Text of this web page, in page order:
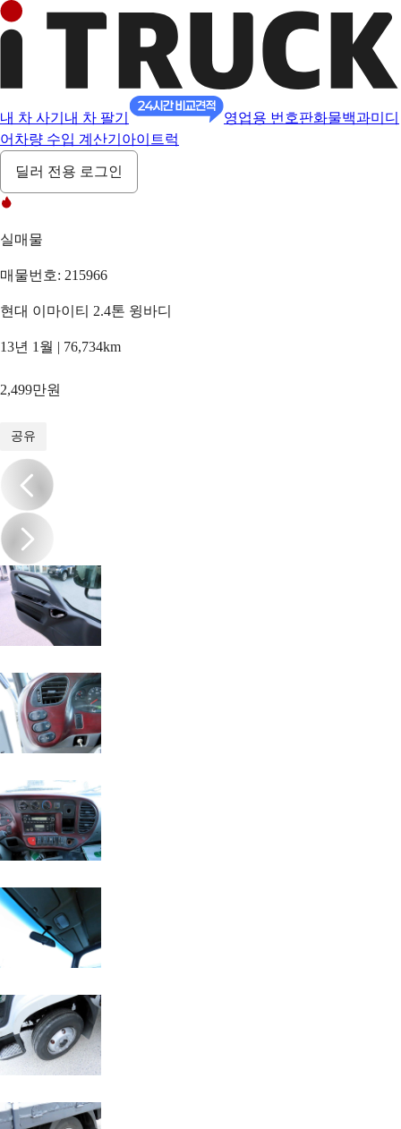
내 차 사기 내 차 팔기 영업용 번호판화물백과미디
어 차량 수입 계산기 아이트럭
딜러 전용 로그인
실매물
매물번호: 215966
현대 이마이티 2.4톤 윙바디
13년 1월 | 76,734km
2,499만원
공유
/18